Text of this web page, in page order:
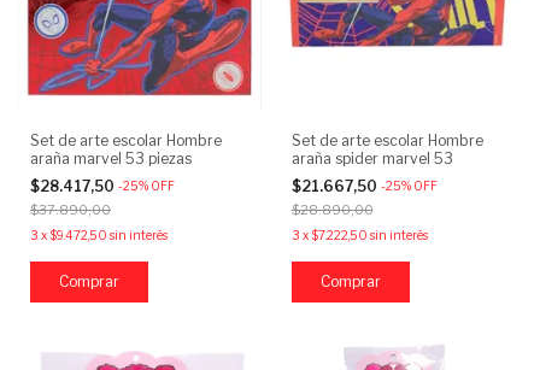
Set de arte escolar Hombre
araña marvel 53 piezas
$28.417,50 -25% OFF
$37.890,00
3 x$9.472,50 sin interés
Set de arte escolar Hombre
araña spider marvel 53
$21.667,50 -25% OFF
$28.890,00
3 x$7.222,50 sin interés